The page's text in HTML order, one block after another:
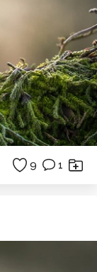
9 1